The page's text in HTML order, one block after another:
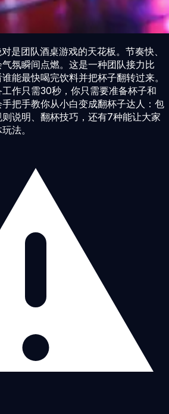
是团队酒桌游戏的天花板。节奏快、
氛瞬间点燃。这是一种团队接力比
能最快喝完饮料并把杯子翻转过来。
作只需30秒，你只需要准备杯子和
把手教你从小白变成翻杯子达人：包
说明、翻杯技巧，还有7种能让大家
法。